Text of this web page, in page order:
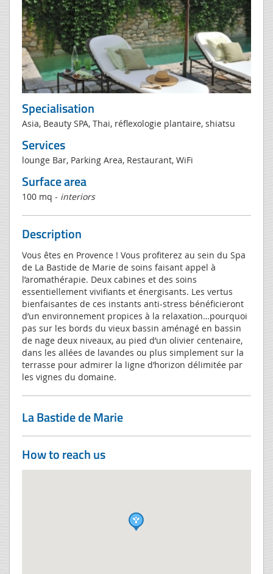
Specialisation
Asia, Beauty SPA, Thai, réflexologie plantaire, shiatsu
Services
lounge Bar, Parking Area, Restaurant, WiFi
Surface area
100 mq - interiors
Description
Vous êtes en Provence ! Vous profiterez au sein du Spa
de La Bastide de Marie de soins faisant appel à
l’aromathérapie. Deux cabines et des soins
essentiellement vivifiants et énergisants. Les vertus
bienfaisantes de ces instants anti-stress bénéficieront
d’un environnement propices à la relaxation…pourquoi
pas sur les bords du vieux bassin aménagé en bassin
de nage deux niveaux, au pied d’un olivier centenaire,
dans les allées de lavandes ou plus simplement sur la
terrasse pour admirer la ligne d’horizon délimitée par
les vignes du domaine.
La Bastide de Marie
How to reach us